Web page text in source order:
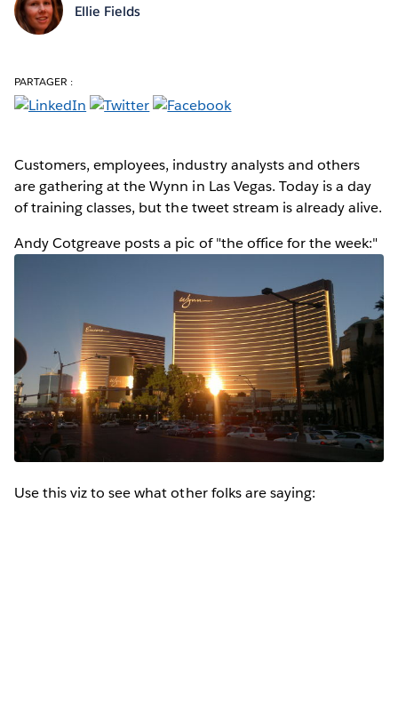
Ellie Fields
PARTAGER :
Customers, employees, industry analysts and others
are gathering at the Wynn in Las Vegas. Today is a day
of training classes, but the tweet stream is already alive.
Andy Cotgreave posts a pic of "the office for the week:"
Use this viz to see what other folks are saying: